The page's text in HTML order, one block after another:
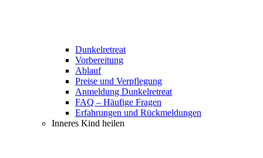
Dunkelretreat
Vorbereitung
Ablauf
Preise und Verpflegung
Anmeldung Dunkelretreat
FAQ – Häufige Fragen
Erfahrungen und Rückmeldungen
Inneres Kind heilen